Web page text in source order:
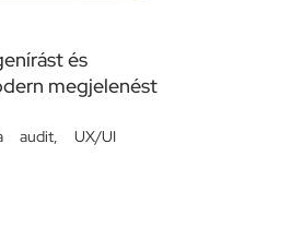
és
megjelenést
audit, UX/UI